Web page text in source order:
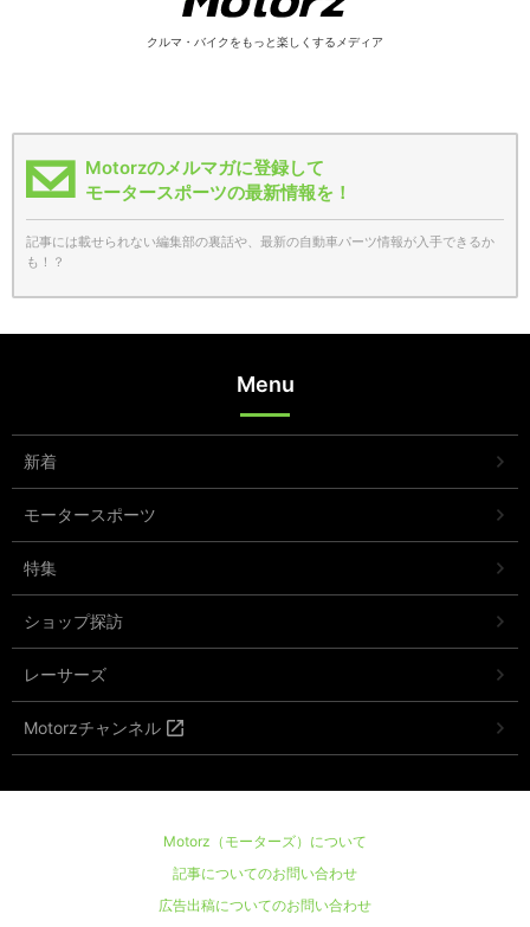
クルマ・バイクをもっと楽しくするメディア
Motorzのメルマガに登録して
モータースポーツの最新情報を！
記事には載せられない編集部の裏話や、最新の自動車パーツ情報が入手できるか
も！？
Menu
新着
モータースポーツ
特集
ショップ探訪
レーサーズ
Motorzチャンネル
Motorz（モーターズ）について
記事についてのお問い合わせ
広告出稿についてのお問い合わせ